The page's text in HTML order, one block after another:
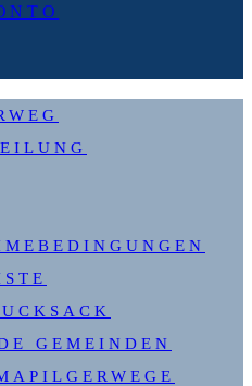
GEMEINDEN